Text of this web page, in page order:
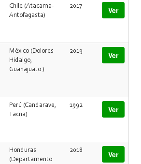
Chile (Atacama-
Antofagasta)
2017 Ver
México (Dolores
Hidalgo,
Guanajuato )
2019 Ver
Perú (Candarave,
Tacna)
1992 Ver
Honduras
(Departamento
2018 Ver